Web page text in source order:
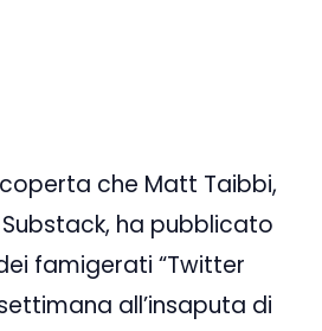
che Matt Taibbi,
ha pubblicato
famigerati “Twitter
all’insaputa di